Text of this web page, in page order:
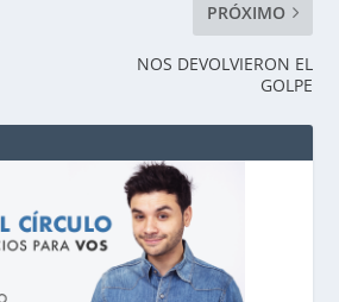
PRÓXIMO
NOS DEVOLVIERON EL
GOLPE